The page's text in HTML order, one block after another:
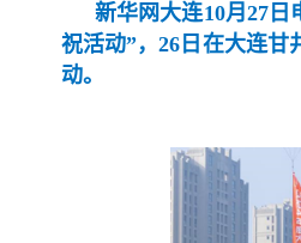
新华网大连10月27
祝活动”，26日在大连
动。